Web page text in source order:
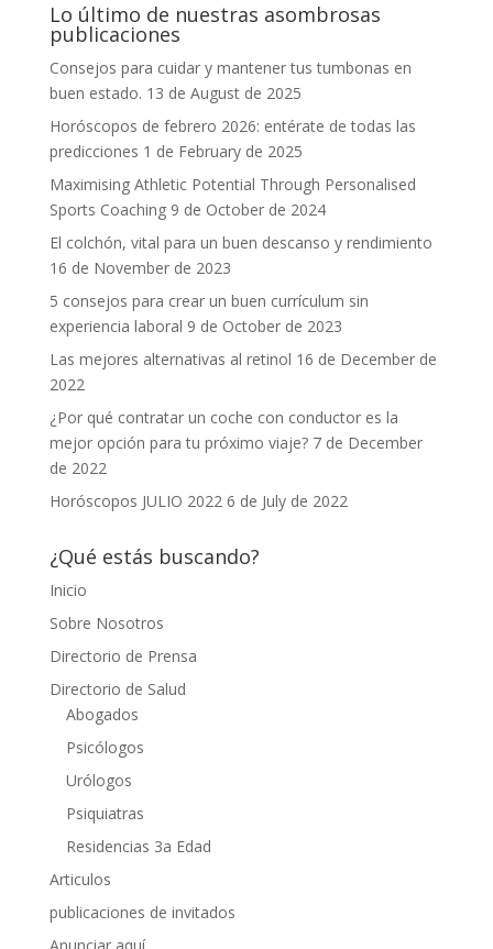
Lo último de nuestras asombrosas
publicaciones
Consejos para cuidar y mantener tus tumbonas en
buen estado. 13 de August de 2025
Horóscopos de febrero 2026: entérate de todas las
predicciones 1 de February de 2025
Maximising Athletic Potential Through Personalised
Sports Coaching 9 de October de 2024
El colchón, vital para un buen descanso y rendimiento
16 de November de 2023
5 consejos para crear un buen currículum sin
experiencia laboral 9 de October de 2023
Las mejores alternativas al retinol 16 de December de
2022
¿Por qué contratar un coche con conductor es la
mejor opción para tu próximo viaje? 7 de December
de 2022
Horóscopos JULIO 2022 6 de July de 2022
¿Qué estás buscando?
Inicio
Sobre Nosotros
Directorio de Prensa
Directorio de Salud
Abogados
Psicólogos
Urólogos
Psiquiatras
Residencias 3a Edad
Articulos
publicaciones de invitados